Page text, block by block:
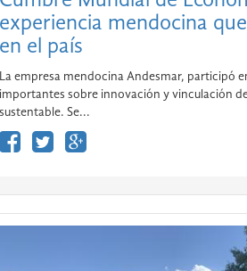
experiencia mendocina
en el país
La empresa mendocina Andesmar, participó
importantes sobre innovación y vinculación
sustentable. Se...